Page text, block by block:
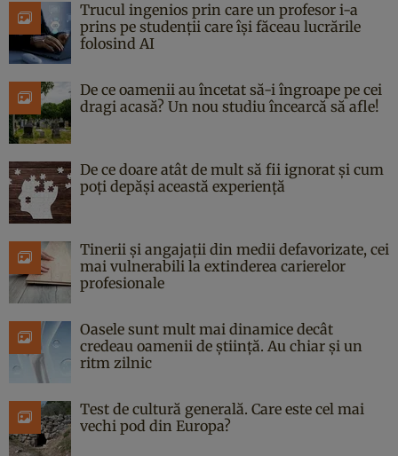
Trucul ingenios prin care un profesor i-a
prins pe studenții care își făceau lucrările
folosind AI
De ce oamenii au încetat să-i îngroape pe cei
dragi acasă? Un nou studiu încearcă să afle!
De ce doare atât de mult să fii ignorat și cum
poți depăși această experiență
Tinerii și angajații din medii defavorizate, cei
mai vulnerabili la extinderea carierelor
profesionale
Oasele sunt mult mai dinamice decât
credeau oamenii de știință. Au chiar și un
ritm zilnic
Test de cultură generală. Care este cel mai
vechi pod din Europa?